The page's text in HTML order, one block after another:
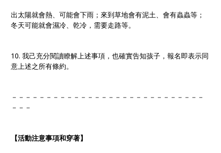
出太陽就會熱、可能會下雨；來到草地會有泥土、會有蟲蟲等；
冬天可能就會濕冷、乾冷，需要走路等。
10. 我己充分閱讀瞭解上述事項，也確實告知孩子，報名即表示同
意上述之所有條約。
－－－－－－－－－－－－－－－－－－－－－－－－－－－－
－－－
【活動注意事項和穿著】